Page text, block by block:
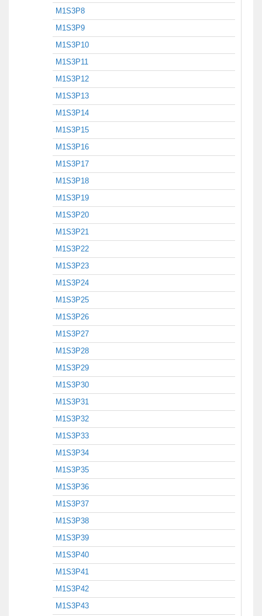
M1S3P8
M1S3P9
M1S3P10
M1S3P11
M1S3P12
M1S3P13
M1S3P14
M1S3P15
M1S3P16
M1S3P17
M1S3P18
M1S3P19
M1S3P20
M1S3P21
M1S3P22
M1S3P23
M1S3P24
M1S3P25
M1S3P26
M1S3P27
M1S3P28
M1S3P29
M1S3P30
M1S3P31
M1S3P32
M1S3P33
M1S3P34
M1S3P35
M1S3P36
M1S3P37
M1S3P38
M1S3P39
M1S3P40
M1S3P41
M1S3P42
M1S3P43